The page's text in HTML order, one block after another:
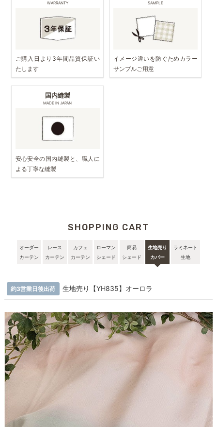
WARRANTY
ご購入日より3年間品質保証い
たします
SAMPLE
イメージ違いを防ぐためカラー
サンプルご用意
国内縫製
MADE IN JAPAN
安心安全の国内縫製と、職人に
よる丁寧な縫製
SHOPPING CART
オーダー
カーテン
レース
カーテン
カフェ
カーテン
ローマン
シェード
簡易
シェード
生地売り
カバー
ラミネート
生地
約3営業日後出荷 生地売り【YH835】オーロラ